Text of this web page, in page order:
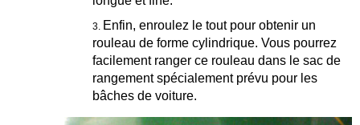
Enfin, enroulez le tout pour obtenir un
rouleau de forme cylindrique. Vous pourrez
facilement ranger ce rouleau dans le sac de
rangement spécialement prévu pour les
bâches de voiture.